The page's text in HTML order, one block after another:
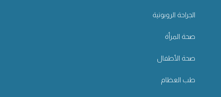
الجراحة الروبوتية
صحة المرأة
صحة الأطفال
طب العظام